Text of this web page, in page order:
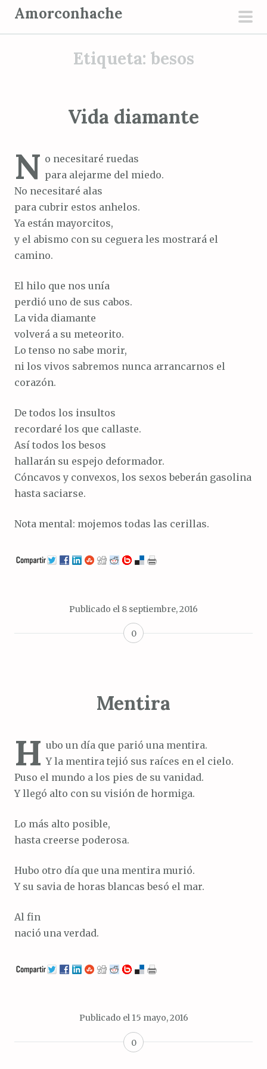
Amorconhache
Etiqueta: besos
Vida diamante
N o necesitaré ruedas
para alejarme del miedo.
No necesitaré alas
para cubrir estos anhelos.
Ya están mayorcitos,
y el abismo con su ceguera les mostrará el
camino.
El hilo que nos unía
perdió uno de sus cabos.
La vida diamante
volverá a su meteorito.
Lo tenso no sabe morir,
ni los vivos sabremos nunca arrancarnos el
corazón.
De todos los insultos
recordaré los que callaste.
Así todos los besos
hallarán su espejo deformador.
Cóncavos y convexos, los sexos beberán gasolina
hasta saciarse.
Nota mental: mojemos todas las cerillas.
Publicado el 8 septiembre, 2016
0
Mentira
H ubo un día que parió una mentira.
Y la mentira tejió sus raíces en el cielo.
Puso el mundo a los pies de su vanidad.
Y llegó alto con su visión de hormiga.
Lo más alto posible,
hasta creerse poderosa.
Hubo otro día que una mentira murió.
Y su savia de horas blancas besó el mar.
Al fin
nació una verdad.
Publicado el 15 mayo, 2016
0